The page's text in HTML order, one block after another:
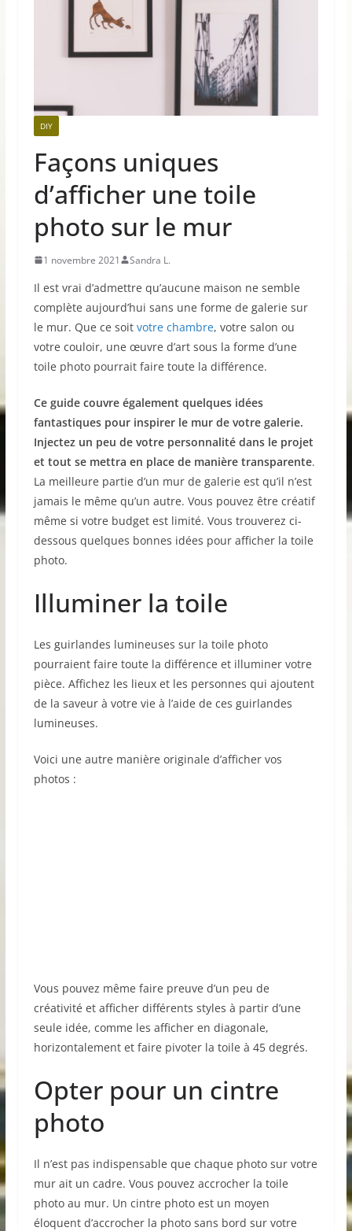
DIY
Façons uniques
d’afficher une toile
photo sur le mur
1 novembre 2021 Sandra L.
Il est vrai d’admettre qu’aucune maison ne semble
complète aujourd’hui sans une forme de galerie sur
le mur. Que ce soit votre chambre, votre salon ou
votre couloir, une œuvre d’art sous la forme d’une
toile photo pourrait faire toute la différence.
Ce guide couvre également quelques idées
fantastiques pour inspirer le mur de votre galerie.
Injectez un peu de votre personnalité dans le projet
et tout se mettra en place de manière transparente.
La meilleure partie d’un mur de galerie est qu’il n’est
jamais le même qu’un autre. Vous pouvez être créatif
même si votre budget est limité. Vous trouverez ci-
dessous quelques bonnes idées pour afficher la toile
photo.
Illuminer la toile
Les guirlandes lumineuses sur la toile photo
pourraient faire toute la différence et illuminer votre
pièce. Affichez les lieux et les personnes qui ajoutent
de la saveur à votre vie à l’aide de ces guirlandes
lumineuses.
Voici une autre manière originale d’afficher vos
photos :
Vous pouvez même faire preuve d’un peu de
créativité et afficher différents styles à partir d’une
seule idée, comme les afficher en diagonale,
horizontalement et faire pivoter la toile à 45 degrés.
Opter pour un cintre
photo
Il n’est pas indispensable que chaque photo sur votre
mur ait un cadre. Vous pouvez accrocher la toile
photo au mur. Un cintre photo est un moyen
éloquent d’accrocher la photo sans bord sur votre